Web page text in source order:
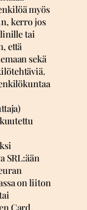
myös
kerro jos
tai
että
sekä
SRL:ään
on liiton
Card.